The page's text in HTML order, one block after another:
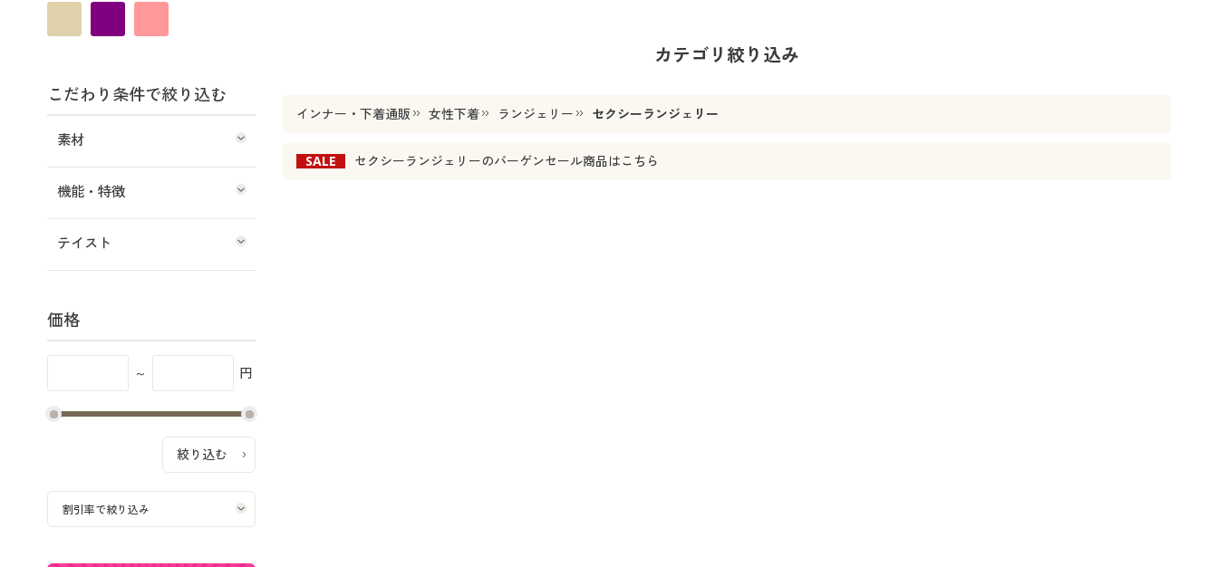
カテゴリ絞り込み
インナー・下着通販 女性下着 ランジェリー セクシーランジェリー
SALE セクシーランジェリーのバーゲンセール商品はこちら
こだわり条件で絞り込む
素材
機能・特徴
テイスト
価格
～ 円